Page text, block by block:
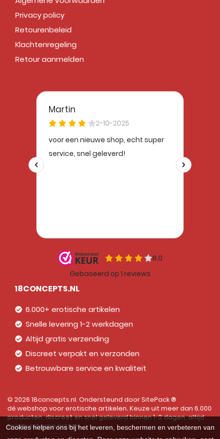
Privacy policy
Retourenbeleid
Klachtenregeling
Retour aanmelden
18CONCEPTS.NL
6.000+ erotische artikelen
Snelle levering 1-2 werkdagen
Altijd gratis verzending
Discreet verpakt en verzonden
Betrouwbare service en kwaliteit
© 2026 18concepts.nl. Ondersteund doorSitePack ®
dé webshop voor erotische artikelen. Keuze uit meer dan 6.000
producten, discreet en snel geleverd binnen 1-2 dagen, altijd
tegen scherpe prijzen.
Cookies helpen ons bij het leveren, beschermen en verbeteren van